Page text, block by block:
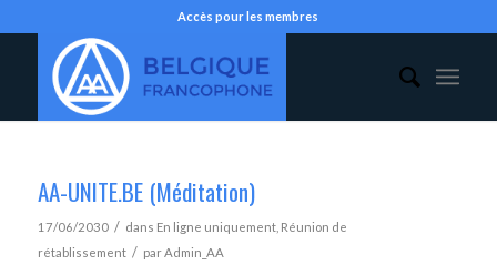
Accès pour les membres
AA-UNITE.BE (Méditation)
17/06/2030 / dans En ligne uniquement, Réunion de
rétablissement / parAdmin_AA